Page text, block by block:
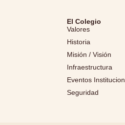
El Colegio
Valores
Historia
Misión / Visión
Infraestructura
Eventos
Seguridad